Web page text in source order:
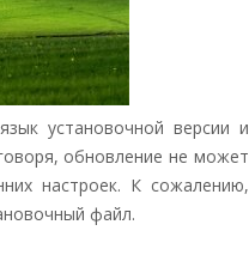
установочной версии и
обновление не может
настроек. К сожалению,
файл.